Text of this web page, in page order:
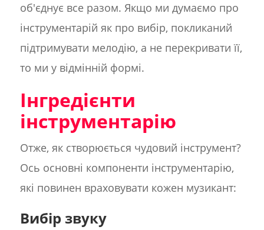
об'єднує все разом. Якщо ми думаємо про
інструментарій як про вибір, покликаний
підтримувати мелодію, а не перекривати її,
то ми у відмінній формі.
Інгредієнти
інструментарію
Отже, як створюється чудовий інструмент?
Ось основні компоненти інструментарію,
які повинен враховувати кожен музикант:
Вибір звуку